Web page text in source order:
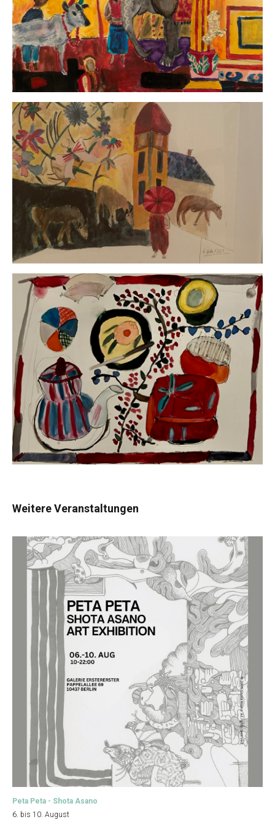
Weitere Veranstaltungen
Peta Peta - Shota Asano
6. bis 10. August